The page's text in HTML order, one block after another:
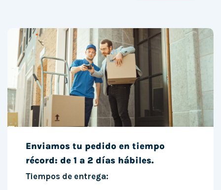
Enviamos tu pedido en tiempo
récord: de 1 a 2 días hábiles.
Tiempos de entrega: